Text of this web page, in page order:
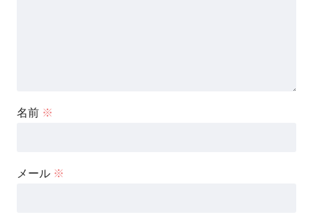
名前 ※
メール ※